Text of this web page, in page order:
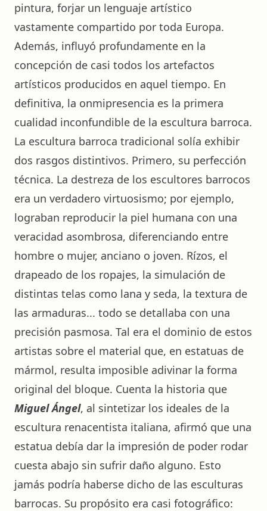
pintura, forjar un lenguaje artístico
vastamente compartido por toda Europa.
Además, influyó profundamente en la
concepción de casi todos los artefactos
artísticos producidos en aquel tiempo. En
definitiva, la onmipresencia es la primera
cualidad inconfundible de la escultura barroca.
La escultura barroca tradicional solía exhibir
dos rasgos distintivos. Primero, su perfección
técnica. La destreza de los escultores barrocos
era un verdadero virtuosismo; por ejemplo,
lograban reproducir la piel humana con una
veracidad asombrosa, diferenciando entre
hombre o mujer, anciano o joven. Rízos, el
drapeado de los ropajes, la simulación de
distintas telas como lana y seda, la textura de
las armaduras... todo se detallaba con una
precisión pasmosa. Tal era el dominio de estos
artistas sobre el material que, en estatuas de
mármol, resulta imposible adivinar la forma
original del bloque. Cuenta la historia que
Miguel Ángel, al sintetizar los ideales de la
escultura renacentista italiana, afirmó que una
estatua debía dar la impresión de poder rodar
cuesta abajo sin sufrir daño alguno. Esto
jamás podría haberse dicho de las esculturas
barrocas. Su propósito era casi fotográfico: